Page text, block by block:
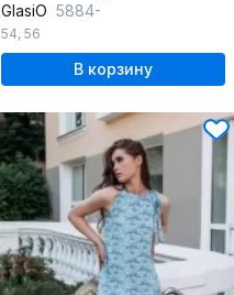
GlasiO 5884-
54, 56
В корзину